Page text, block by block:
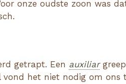
onze oudste zoon was
getrapt. Een auxiliar
het niet nodig om ons